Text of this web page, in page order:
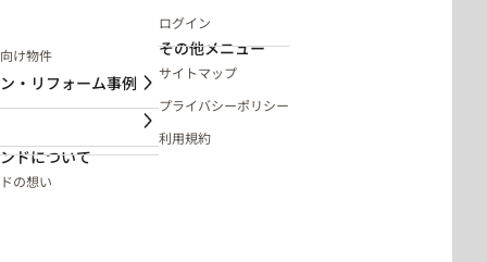
け物件
・リフォーム事例
ドについて
の想い
ログイン
その他メニュー
サイトマップ
プライバシーポリシー
利用規約